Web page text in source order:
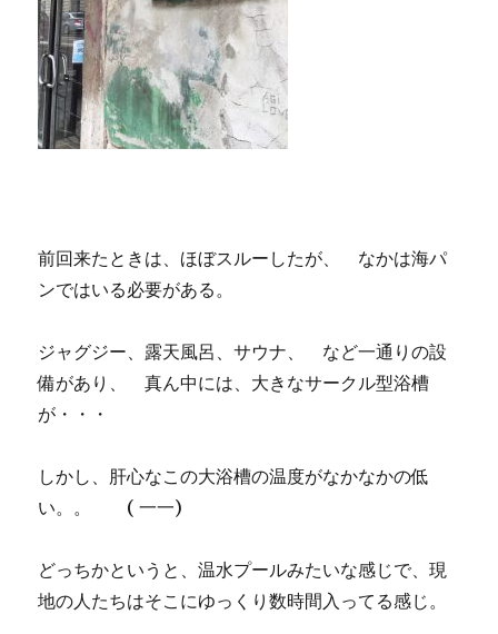
前回来たときは、ほぼスルーしたが、 なかは海パ
ンではいる必要がある。
ジャグジー、露天風呂、サウナ、 など一通りの設
備があり、 真ん中には、大きなサークル型浴槽
が・・・
しかし、肝心なこの大浴槽の温度がなかなかの低
い。。 ( 一一)
どっちかというと、温水プールみたいな感じで、現
地の人たちはそこにゆっくり数時間入ってる感じ。